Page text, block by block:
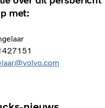
met: